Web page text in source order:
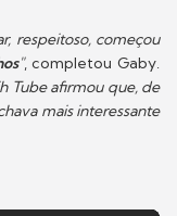
respeitoso, começou
", completou Gaby.
Tube afirmou que, de
mais interessante